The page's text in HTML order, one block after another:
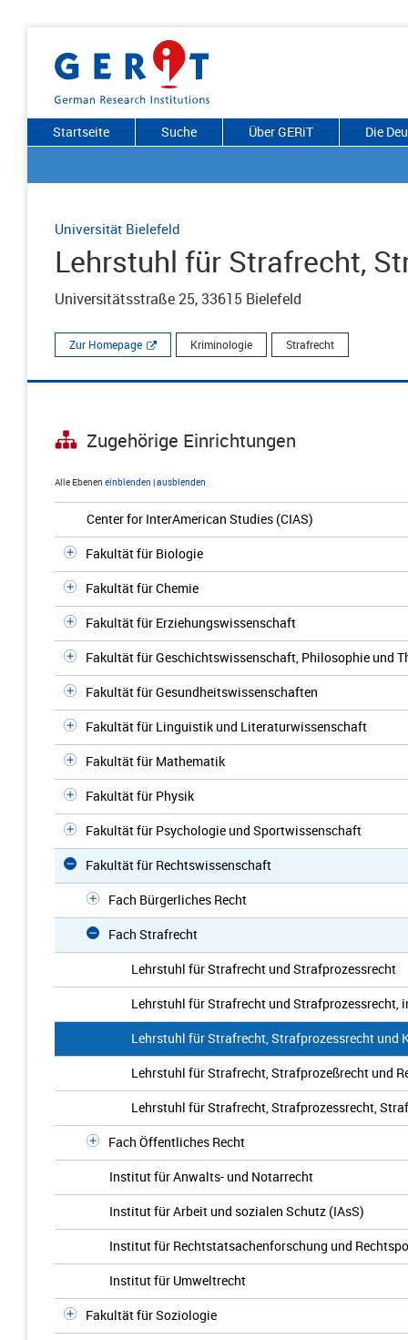
Startseite Suche Über GERiT Die
Universität Bielefeld
Lehrstuhl für Strafrecht,
Universitätsstraße 25, 33615 Bielefeld
Zur Homepage Kriminologie Strafrecht
Zugehörige Einrichtungen
Alle Ebenen einblenden |ausblenden
Center for InterAmerican Studies (CIAS)
Fakultät für Biologie
Fakultät für Chemie
Fakultät für Erziehungswissenschaft
Fakultät für Geschichtswissenschaft, Philosophie und
Fakultät für Gesundheitswissenschaften
Fakultät für Linguistik und Literaturwissenschaft
Fakultät für Mathematik
Fakultät für Physik
Fakultät für Psychologie und Sportwissenschaft
Fakultät für Rechtswissenschaft
Fach Bürgerliches Recht
Fach Strafrecht
Lehrstuhl für Strafrecht und Strafprozessrecht
Lehrstuhl für Strafrecht und Strafprozessrecht,
Lehrstuhl für Strafrecht, Strafprozessrecht und
Lehrstuhl für Strafrecht, Strafprozeßrecht und
Lehrstuhl für Strafrecht, Strafprozessrecht,
Fach Öffentliches Recht
Institut für Anwalts- und Notarrecht
Institut für Arbeit und sozialen Schutz (IAsS)
Institut für Rechtstatsachenforschung und
Institut für Umweltrecht
Fakultät für Soziologie